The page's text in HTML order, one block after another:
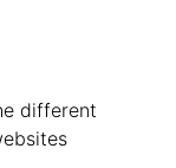
different